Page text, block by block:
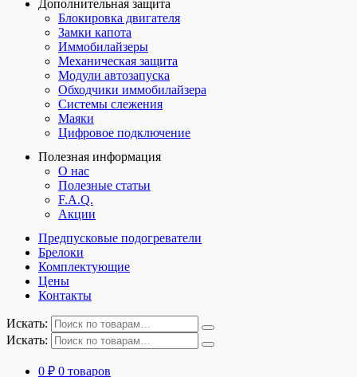
Дополнительная защита
Блокировка двигателя
Замки капота
Иммобилайзеры
Механическая защита
Модули автозапуска
Обходчики иммобилайзера
Системы слежения
Маяки
Цифровое подключение
Полезная информация
О нас
Полезные статьи
F.A.Q.
Акции
Предпусковые подогреватели
Брелоки
Комплектующие
Цены
Контакты
Искать:
Искать:
0 ₽ 0 товаров